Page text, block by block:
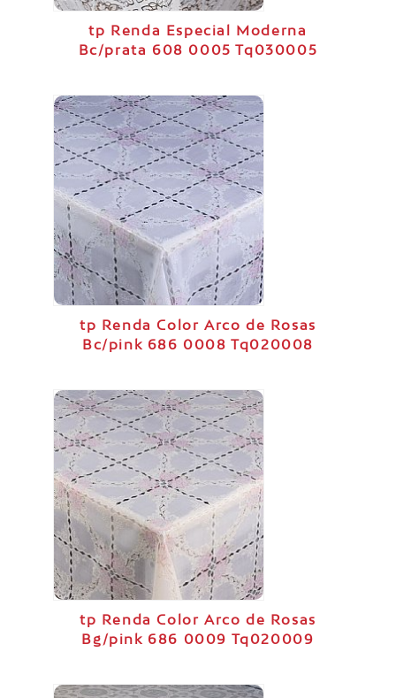
tp Renda Especial Moderna
Bc/prata 608 0005 Tq030005
tp Renda Color Arco de Rosas
Bc/pink 686 0008 Tq020008
tp Renda Color Arco de Rosas
Bg/pink 686 0009 Tq020009